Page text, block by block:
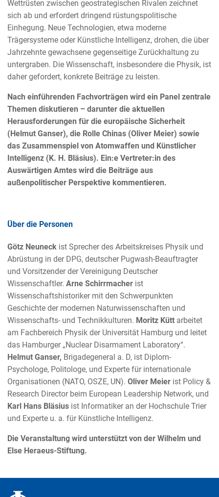
Wettrüsten zwischen geostrategischen Rivalen zeichnet
sich ab und erfordert dringend rüstungspolitische
Einhegung. Neue Technologien, etwa moderne
Trägersysteme oder Künstliche Intelligenz, drohen, die über
Jahrzehnte gewachsene gegenseitige Zurückhaltung zu
untergraben. Die Wissenschaft, insbesondere die Physik, ist
daher gefordert, konkrete Beiträge zu leisten.
Nach einführenden Fachvorträgen wird ein Panel zentrale
Themen diskutieren – darunter die aktuellen
Herausforderungen für die europäische Sicherheit
(Helmut Ganser), die Rolle Chinas (Oliver Meier) sowie
das Zusammenspiel von Atomwaffen und Künstlicher
Intelligenz (K. H. Bläsius). Ein:e Vertreter:in des
Auswärtigen Amtes wird die Beiträge aus
außenpolitischer Perspektive kommentieren.
Über die Personen
Götz Neuneck ist Sprecher des Arbeitskreises Physik und
Abrüstung in der DPG, deutscher Pugwash-Beauftragter
und Vorsitzender der Vereinigung Deutscher
Wissenschaftler. Arne Schirrmacher ist
Wissenschaftshistoriker mit den Schwerpunkten
Geschichte der modernen Naturwissenschaften und
Wissenschafts- und Technikkulturen. Moritz Kütt arbeitet
am Fachbereich Physik der Universität Hamburg und leitet
das Hamburger „Nuclear Disarmament Laboratory“.
Helmut Ganser, Brigadegeneral a. D, ist Diplom-
Psychologe, Politologe, und Experte für internationale
Organisationen (NATO, OSZE, UN). Oliver Meier ist Policy &
Research Director beim European Leadership Network, und
Karl Hans Bläsius ist Informatiker an der Hochschule Trier
und Experte u. a. für Künstliche Intelligenz.
Die Veranstaltung wird unterstützt von der Wilhelm und
Else Heraeus-Stiftung.